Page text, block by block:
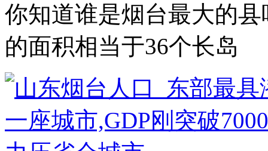
你知道谁是烟台最大的
的面积相当于36个长岛